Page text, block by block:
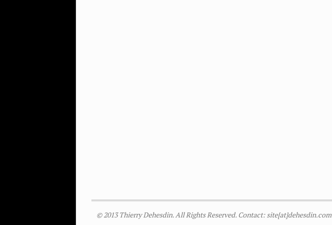
© 2013 Thierry Dehesdin. All Rights Reserved. Contact: site[at]dehesdin.com